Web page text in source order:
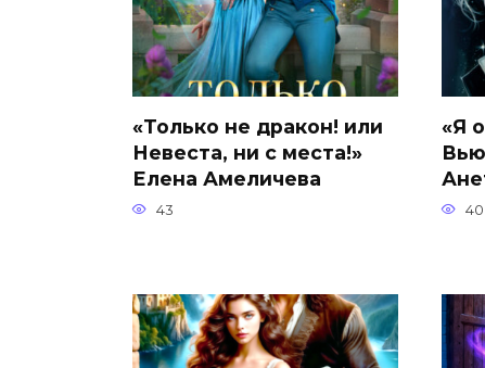
«Только не дракон! или
Невеста, ни с места!»
Елена Амеличева
43
«Я
40